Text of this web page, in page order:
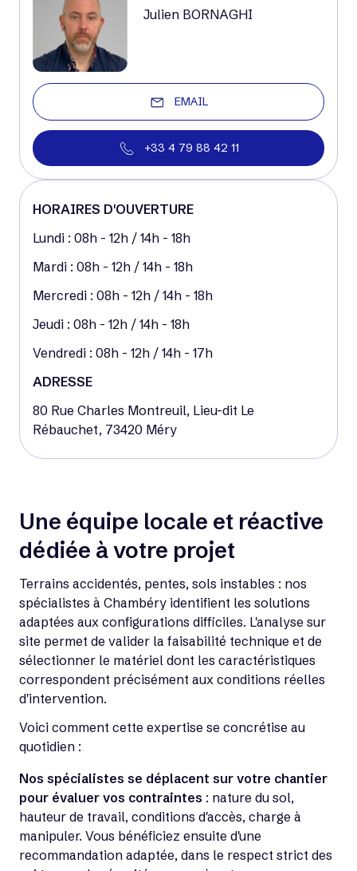
Julien BORNAGHI
EMAIL
+33 4 79 88 42 11
HORAIRES D'OUVERTURE
Lundi : 08h - 12h / 14h - 18h
Mardi : 08h - 12h / 14h - 18h
Mercredi : 08h - 12h / 14h - 18h
Jeudi : 08h - 12h / 14h - 18h
Vendredi : 08h - 12h / 14h - 17h
ADRESSE
80 Rue Charles Montreuil, Lieu-dit Le
Rébauchet, 73420 Méry
Une équipe locale et réactive
dédiée à votre projet
Terrains accidentés, pentes, sols instables : nos
spécialistes à Chambéry identifient les solutions
adaptées aux configurations difficiles. L'analyse sur
site permet de valider la faisabilité technique et de
sélectionner le matériel dont les caractéristiques
correspondent précisément aux conditions réelles
d'intervention.
Voici comment cette expertise se concrétise au
quotidien :
Nos spécialistes se déplacent sur votre chantier
pour évaluer vos contraintes : nature du sol,
hauteur de travail, conditions d'accès, charge à
manipuler. Vous bénéficiez ensuite d'une
recommandation adaptée, dans le respect strict des